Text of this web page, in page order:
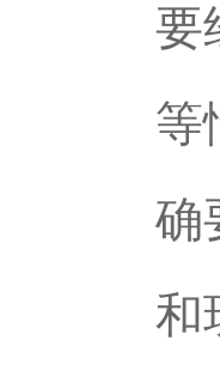
要
等
确
和